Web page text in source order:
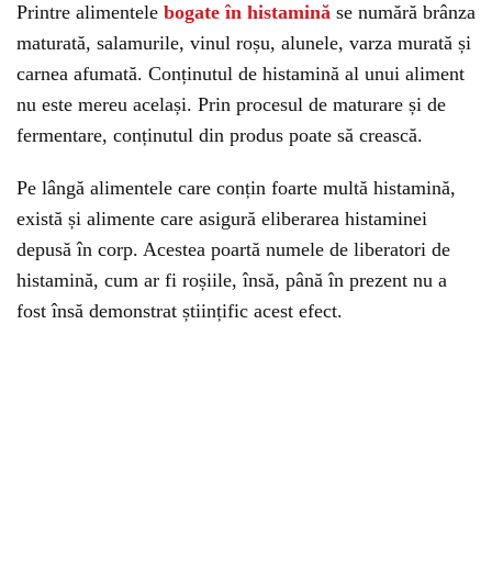
Printre alimentele bogate în histamină se numără brânza
maturată, salamurile, vinul roșu, alunele, varza murată și
carnea afumată. Conținutul de histamină al unui aliment
nu este mereu același. Prin procesul de maturare și de
fermentare, conținutul din produs poate să crească.
Pe lângă alimentele care conțin foarte multă histamină,
există și alimente care asigură eliberarea histaminei
depusă în corp. Acestea poartă numele de liberatori de
histamină, cum ar fi roșiile, însă, până în prezent nu a
fost însă demonstrat științific acest efect.